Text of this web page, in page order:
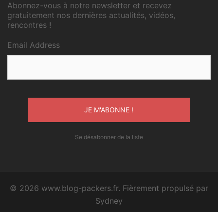
Abonnez-vous à notre newsletter et recevez
gratuitement nos dernières actualités, vidéos,
rencontres !
Email Address
Se désabonner de la liste
© 2026 www.blog-packers.fr. Fièrement propulsé par
Sydney